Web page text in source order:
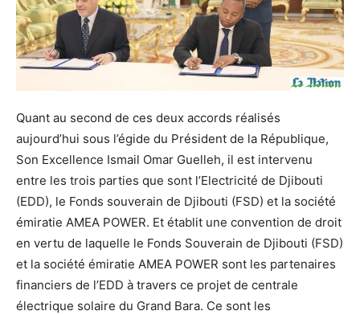
Quant au second de ces deux accords réalisés
aujourd’hui sous l’égide du Président de la République,
Son Excellence Ismail Omar Guelleh, il est intervenu
entre les trois parties que sont l’Electricité de Djibouti
(EDD), le Fonds souverain de Djibouti (FSD) et la société
émiratie AMEA POWER. Et établit une convention de droit
en vertu de laquelle le Fonds Souverain de Djibouti (FSD)
et la société émiratie AMEA POWER sont les partenaires
financiers de l’EDD à travers ce projet de centrale
électrique solaire du Grand Bara. Ce sont les